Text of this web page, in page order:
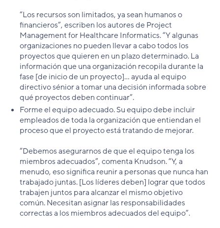
“Los recursos son limitados, ya sean humanos o
financieros”, escriben los autores de Project
Management for Healthcare Informatics. “Y algunas
organizaciones no pueden llevar a cabo todos los
proyectos que quieren en un plazo determinado. La
información que una organización recopila durante la
fase [de inicio de un proyecto]... ayuda al equipo
directivo sénior a tomar una decisión informada sobre
qué proyectos deben continuar”.
Forme el equipo adecuado. Su equipo debe incluir
empleados de toda la organización que entiendan el
proceso que el proyecto está tratando de mejorar.
“Debemos asegurarnos de que el equipo tenga los
miembros adecuados”, comenta Knudson. “Y, a
menudo, eso significa reunir a personas que nunca han
trabajado juntas. [Los líderes deben] lograr que todos
trabajen juntos para alcanzar el mismo objetivo
común. Necesitan asignar las responsabilidades
correctas a los miembros adecuados del equipo”.